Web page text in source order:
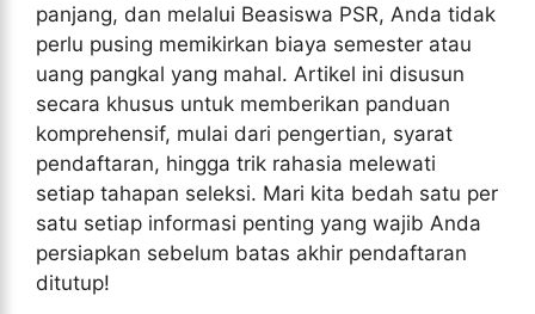
panjang, dan melalui Beasiswa PSR, Anda tidak
perlu pusing memikirkan biaya semester atau
uang pangkal yang mahal. Artikel ini disusun
secara khusus untuk memberikan panduan
komprehensif, mulai dari pengertian, syarat
pendaftaran, hingga trik rahasia melewati
setiap tahapan seleksi. Mari kita bedah satu per
satu setiap informasi penting yang wajib Anda
persiapkan sebelum batas akhir pendaftaran
ditutup!